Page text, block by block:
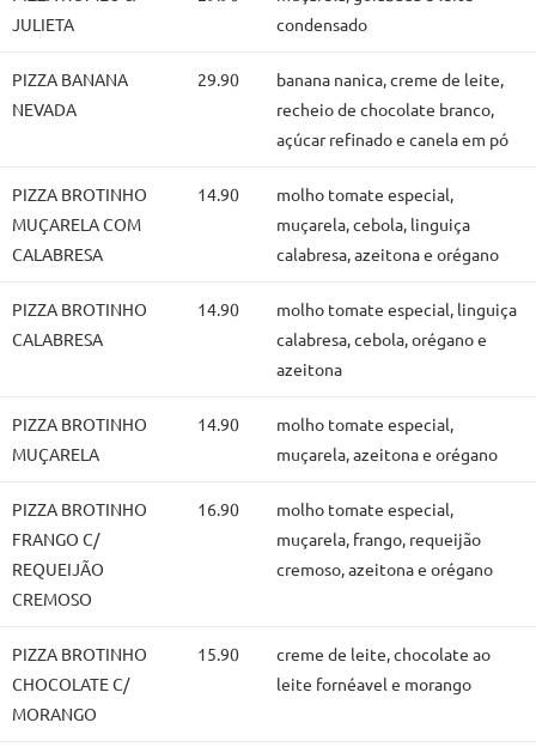
JULIETA
condensado
PIZZA BANANA
NEVADA
29.90
banana nanica, creme de leite,
recheio de chocolate branco,
açúcar refinado e canela em pó
PIZZA BROTINHO
MUÇARELA COM
CALABRESA
14.90
molho tomate especial,
muçarela, cebola, linguiça
calabresa, azeitona e orégano
PIZZA BROTINHO
CALABRESA
14.90
molho tomate especial, linguiça
calabresa, cebola, orégano e
azeitona
PIZZA BROTINHO
MUÇARELA
14.90
molho tomate especial,
muçarela, azeitona e orégano
PIZZA BROTINHO
FRANGO C/
REQUEIJÃO
CREMOSO
16.90
molho tomate especial,
muçarela, frango, requeijão
cremoso, azeitona e orégano
PIZZA BROTINHO
CHOCOLATE C/
MORANGO
15.90
creme de leite, chocolate ao
leite fornéavel e morango